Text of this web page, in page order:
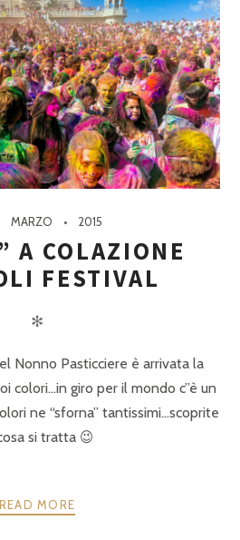
MARZO 2015
A COLAZIONE
FESTIVAL
✻
Nonno Pasticciere è arrivata la
colori…in giro per il mondo c”è un
ne “sforna” tantissimi…scoprite
si tratta 😉
READ MORE